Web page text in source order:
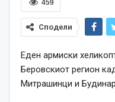
459
Сподели
Еден армиски
Беровскиот регион
Митрашинци и